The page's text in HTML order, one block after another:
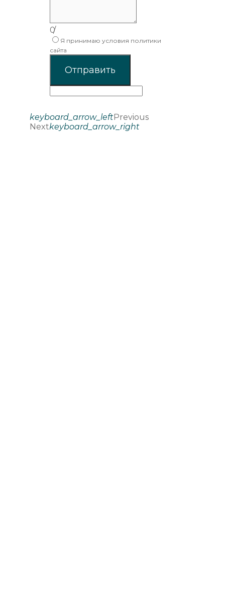
0/
Я принимаю условия политики
сайта
Отправить
keyboard_arrow_leftPrevious
Nextkeyboard_arrow_right